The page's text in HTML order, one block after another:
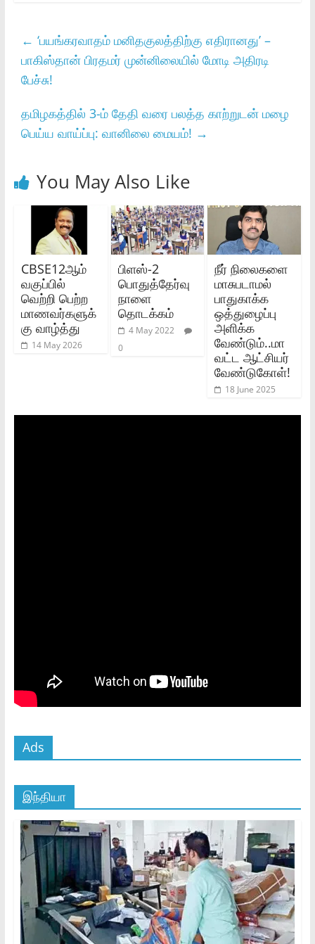
← ‘பயங்கரவாதம் மனிதகுலத்திற்கு எதிரானது’ –
பாகிஸ்தான் பிரதமர் முன்னிலையில் மோடி அதிரடி
பேச்சு!
தமிழகத்தில் 3-ம் தேதி வரை பலத்த காற்றுடன் மழை
பெய்ய வாய்ப்பு: வானிலை மையம்! →
You May Also Like
CBSE12ஆம்
வகுப்பில்
வெற்றி பெற்ற
மாணவர்களுக்
கு வாழ்த்து
14 May 2026
பிளஸ்-2
பொதுத்தேர்வு
நாளை
தொடக்கம்
4 May 2022
0
நீர் நிலைகளை
மாசுபடாமல்
பாதுகாக்க
ஒத்துழைப்பு
அளிக்க
வேண்டும்..மா
வட்ட ஆட்சியர்
வேண்டுகோள்!
18 June 2025
Ads
இந்தியா